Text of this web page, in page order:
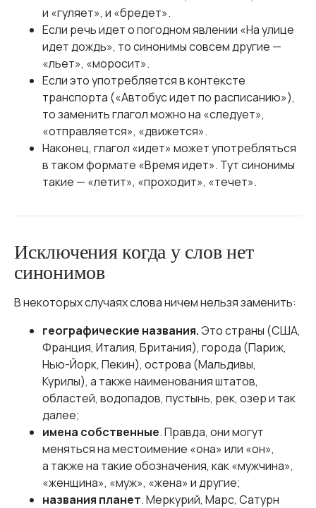
и «гуляет», и «бредет».
Если речь идет о погодном явлении «На улице
идет дождь», то синонимы совсем другие —
«льет», «моросит».
Если это употребляется в контексте
транспорта («Автобус идет по расписанию»),
то заменить глагол можно на «следует»,
«отправляется», «движется».
Наконец, глагол «идет» может употребляться
в таком формате «Время идет». Тут синонимы
такие — «летит», «проходит», «течет».
Исключения когда у слов нет
синонимов
В некоторых случаях слова ничем нельзя заменить:
географические названия. Это страны (США,
Франция, Италия, Британия), города (Париж,
Нью-Йорк, Пекин), острова (Мальдивы,
Курилы), а также наименования штатов,
областей, водопадов, пустынь, рек, озер и так
далее;
имена собственные. Правда, они могут
меняться на местоимение «она» или «он»,
а также на такие обозначения, как «мужчина»,
«женщина», «муж», «жена» и другие;
названия планет. Меркурий, Марс, Сатурн